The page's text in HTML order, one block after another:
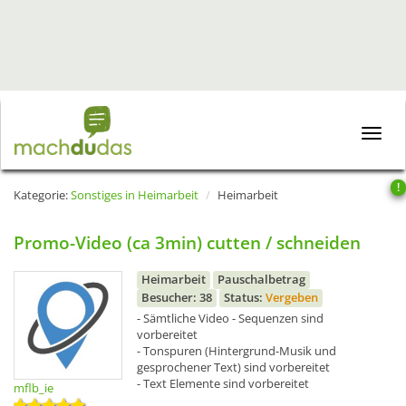
Toggle
!
Kategorie:Sonstiges in Heimarbeit Heimarbeit
Promo-Video (ca 3min) cutten / schneiden
mflb_ie
Heimarbeit
Pauschalbetrag
Besucher: 38
Status: Vergeben
- Sämtliche Video - Sequenzen sind
vorbereitet
- Tonspuren (Hintergrund-Musik und
gesprochener Text) sind vorbereitet
- Text Elemente sind vorbereitet